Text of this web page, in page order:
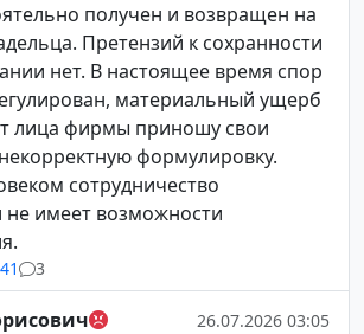
получен и возвращен на
Претензий к сохранности
нет. В настоящее время спор
материальный ущерб
лица фирмы приношу свои
формулировку.
сотрудничество
имеет возможности
3
26.07.2026 03:05